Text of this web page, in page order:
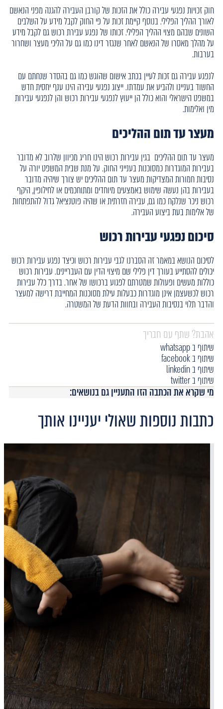
חוק זכויות נפגעי עבירה כולל את הזכות של קורבן העבירה להגנה מפני הנאשם
לאורך ההליך הפלילי. בנוסף קיימת זכות על פי החוק לקבל מידע על השלבים
השונים שבהם מצוי ההליך הפלילי. זכותו של נפגע עבירת רכוש גם לקבל מידע
על מהלך מאסרו של הנאשם לאחר שנגזר דינו כמו גם על הליכי מעצר ושחרור
בערבות.
לנפגע עבירה גם זכות לעיין בכתב אישום שהוגש כמו גם בהסדר שנחתם עם
החשוד בעניינו ולהביע את עמדתו. ייצוג נפגעי עבירה הינו ענף יחסית חדש
במשפט הישראלי והוא כולל הן ייעוץ לנפגעי עבירות רכוש והן לנפגעי עבירות
מין ואלימות.
מעצר עד תום ההליכים
מעצר עד תום ההליכים בגין עבירות רכוש הינו חריג מכיוון שלרוב לא מדובר
בעבירות המוגדרות כמסוכנות בענייני החוק. על מנת שבית המשפט יורה על
נסיבות חמורות המצדיקות מעצר עד תום ההליכים יש צורך שיהיה מדובר
בעבירות בהן נעשה שימוש באמצעים מיוחדים ומתוחכמים או לחילופין, היקף
רכוש ניכר שנלקח כמו גם, עבירה חזרתית או שהיה פוטנציאל גדול להתפתחות
של אלימות בעת ביצוע העבירה.
סיכום נפגעי עבירות רכוש
לסיכום הנושא במאמר זה הסברנו לגבי עבירות רכוש וכיצד נפגע עבירות רכוש
יכולים להסתייע בעורך דין פלילי שם מיצוי הדין עם העבריינים. עבירות רכוש
כוללות מעשים ופעולות שמטרתם לפגוע ברכושו של אחר. בדרך כלל עבירות
רכוש לכשעצמן אינן מוגדרות כבעלות עילת מסוכנות המחייבת דרישה למעצר
והדבר תלוי בנסיבות העבירה ובחוות הדעת של המשטרה.
אהבת? שתף עם חבריך
שיתוף ב whatsapp
שיתוף ב facebook
שיתוף ב linkedin
שיתוף ב twitter
מי שקרא את הכתבה הזו התעניין גם בנושאים:
כתבות נוספות שאולי יעניינו אותך